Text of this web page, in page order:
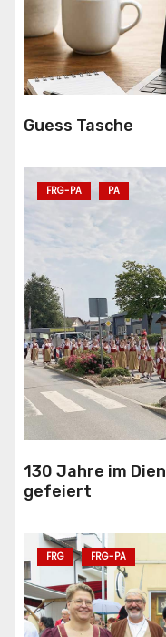
Guess Tasche
FRG-PA PA
130 Jahre im
gefeiert
FRG FRG-PA